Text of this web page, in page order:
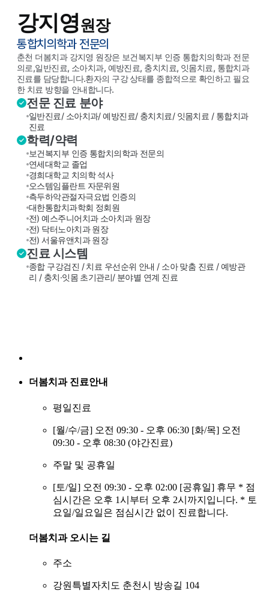
강지영원장
통합치의학과 전문의
춘천 더봄치과 강지영 원장은 보건복지부 인증 통합치의학과 전문
의로,일반진료, 소아치과, 예방진료, 충치치료, 잇몸치료, 통합치과
진료를 담당합니다.환자의 구강 상태를 종합적으로 확인하고 필요
한 치료 방향을 안내합니다.
전문 진료 분야
일반진료/ 소아치과/ 예방진료/ 충치치료/ 잇몸치료 / 통합치과
진료
학력/약력
보건복지부 인증 통합치의학과 전문의
연세대학교 졸업
경희대학교 치의학 석사
오스템임플란트 자문위원
측두하악관절자극요법 인증의
대한통합치과학회 정회원
전) 예스주니어치과 소아치과 원장
전) 닥터노아치과 원장
전) 서울유앤치과 원장
진료 시스템
종합 구강검진 / 치료 우선순위 안내 / 소아 맞춤 진료 / 예방관
리 / 충치·잇몸 초기관리/ 분야별 연계 진료
더봄치과진료안내
평일진료
[월/수/금] 오전 09:30 - 오후 06:30 [화/목] 오전
09:30 - 오후 08:30 (야간진료)
주말 및 공휴일
[토/일] 오전 09:30 - 오후 02:00 [공휴일] 휴무 * 점
심시간은 오후 1시부터 오후 2시까지입니다. * 토
요일/일요일은 점심시간 없이 진료합니다.
더봄치과오시는 길
주소
강원특별자치도 춘천시 방송길 104